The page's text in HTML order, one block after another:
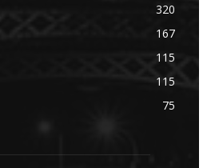
320
167
115
115
75